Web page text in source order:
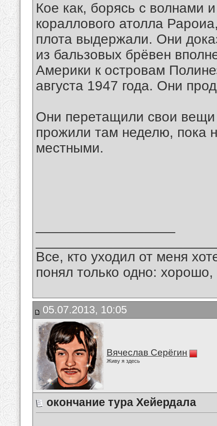
Кое как, борясь с волнами
кораллового атолла
плота выдержали. Они
из бальзовых брёвен
Америки к островам
августа 1947 года. Они
Они перетащили свои вещи
прожили там неделю, пока
местными.
Все, кто уходил от меня
понял только одно:
05.07.2013, 10:05
Вячеслав Серёгин
Живу я здесь
окончание тура Хейердала